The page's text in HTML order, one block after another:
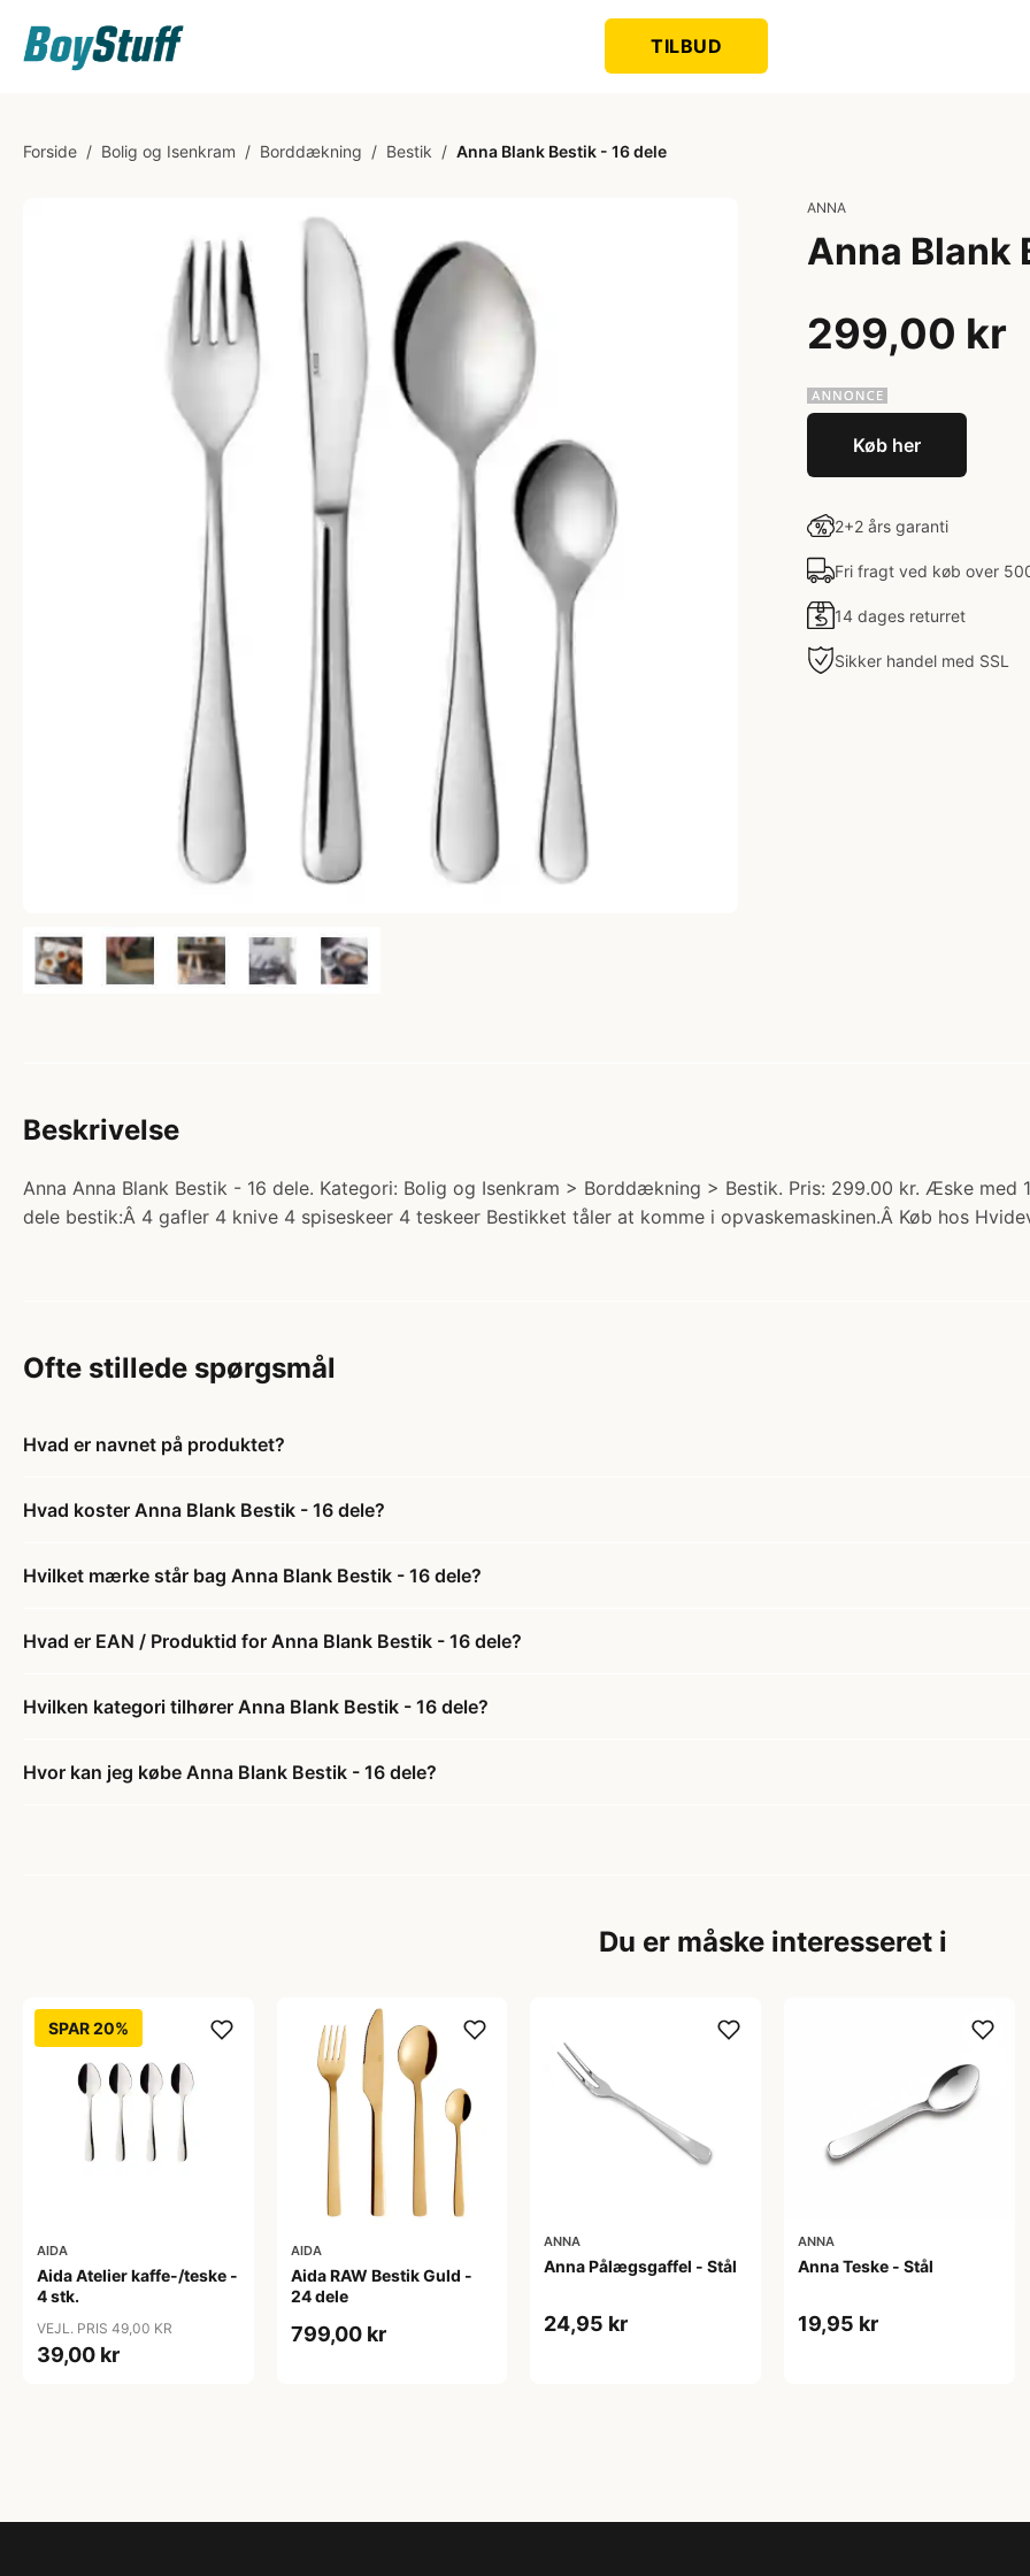
TILBUD
Forside / Bolig og Isenkram / Borddækning / Bestik / Anna Blank Bestik - 16 dele
ANNA
Anna Blank
299,00 kr
Køb her
2+2 års garanti
Fri fragt ved køb over
14 dages returret
Sikker handel med SSL
Beskrivelse
Anna Anna Blank Bestik - 16 dele. Kategori: Bolig og Isenkram > Borddækning > Bestik. Pris: 299.00 kr. Æske
dele bestik:Â 4 gafler 4 knive 4 spiseskeer 4 teskeer Bestikket tåler at komme i opvaskemaskinen.Â Køb hos
Ofte stillede spørgsmål
Hvad er navnet på produktet?
Hvad koster Anna Blank Bestik - 16 dele?
Hvilket mærke står bag Anna Blank Bestik - 16 dele?
Hvad er EAN / Produktid for Anna Blank Bestik - 16 dele?
Hvilken kategori tilhører Anna Blank Bestik - 16 dele?
Hvor kan jeg købe Anna Blank Bestik - 16 dele?
Du er måske interesseret i
SPAR 20%
AIDA
Aida Atelier kaffe-/teske -
4 stk.
VEJL. PRIS 49,00 KR
39,00 kr
AIDA
Aida RAW Bestik Guld -
24 dele
799,00 kr
ANNA
Anna Pålægsgaffel - Stål
24,95 kr
ANNA
Anna Teske - Stål
19,95 kr